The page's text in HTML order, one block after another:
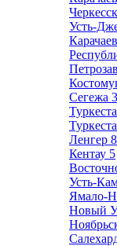
Черкесск
Усть-
Сегежа 3
Ленгер 8
Кентау 5
Усть-
Ямало-
Новый